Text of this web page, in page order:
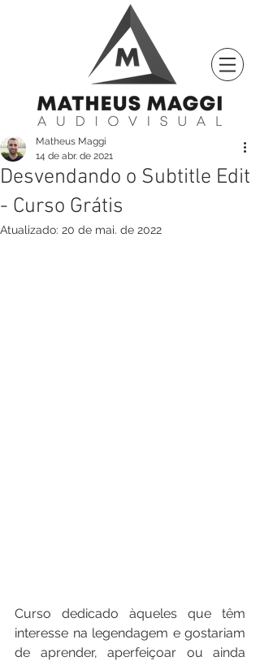
Desvendando o Subtitle Edit
- Curso Grátis
Matheus Maggi
14 de abr. de 2021
Atualizado: 20 de mai. de 2022
Curso dedicado àqueles que têm
interesse na legendagem e gostariam
de aprender, aperfeiçoar ou ainda